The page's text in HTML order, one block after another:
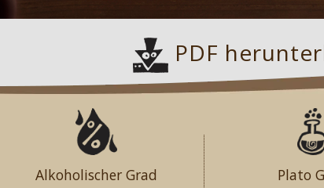
PDF
Alkoholischer Grad Plato